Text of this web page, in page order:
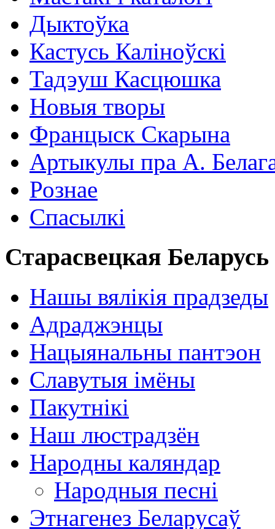
Дыктоўка
Кастусь Каліноўскі
Тадэуш Касцюшка
Новыя творы
Францыск Скарына
Артыкулы пра А.
Рознае
Спасылкі
Старасвецкая Беларусь
Нашы вялікія прадзеды
Адраджэнцы
Нацыянальны пантэон
Славутыя імёны
Пакутнікі
Наш люстрадзён
Народны каляндар
Народныя песні
Этнагенез Беларусаў